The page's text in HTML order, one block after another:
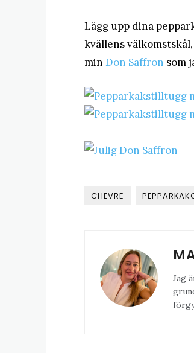
Lägg upp dina
kvällens
min Don Saffron som
CHEVRE
Jag